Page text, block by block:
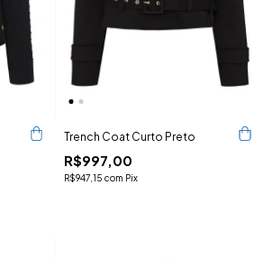
Trench Coat Curto Preto
R$997,00
R$947,15 com Pix